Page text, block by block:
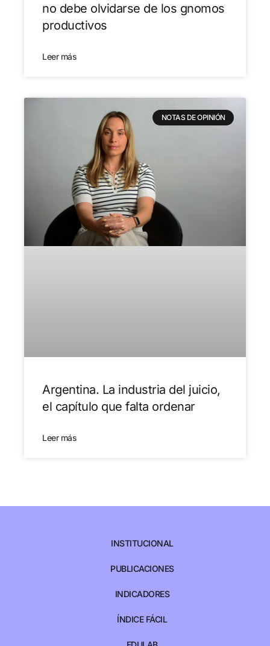
no debe olvidarse de los gnomos
productivos
Leer más
NOTAS DE OPINIÓN
Argentina. La industria del juicio,
el capítulo que falta ordenar
Leer más
INSTITUCIONAL
PUBLICACIONES
INDICADORES
ÍNDICE FÁCIL